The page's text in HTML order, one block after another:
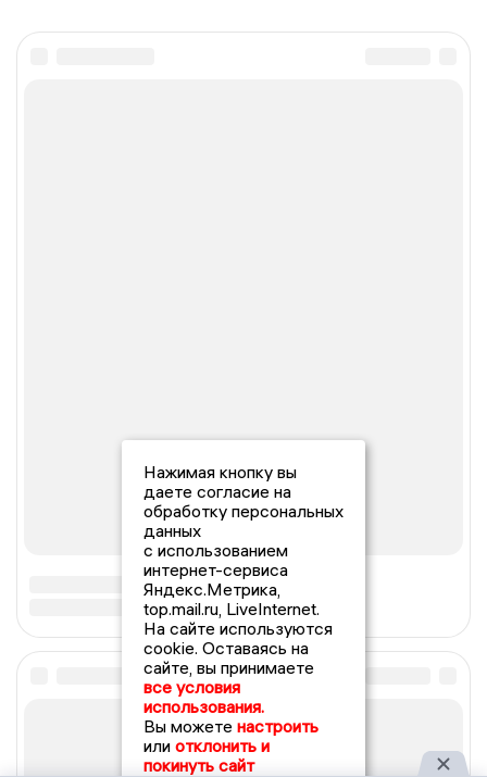
Нажимая кнопку вы
даете согласие на
обработку персональных
данных
с использованием
интернет-сервиса
Яндекс.Метрика,
top.mail.ru, LiveInternet.
На сайте используются
cookie. Оставаясь на
сайте, вы принимаете
все условия
использования.
Вы можете настроить
или отклонить и
покинуть сайт